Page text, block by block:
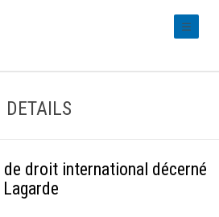
DETAILS
de droit international décerné